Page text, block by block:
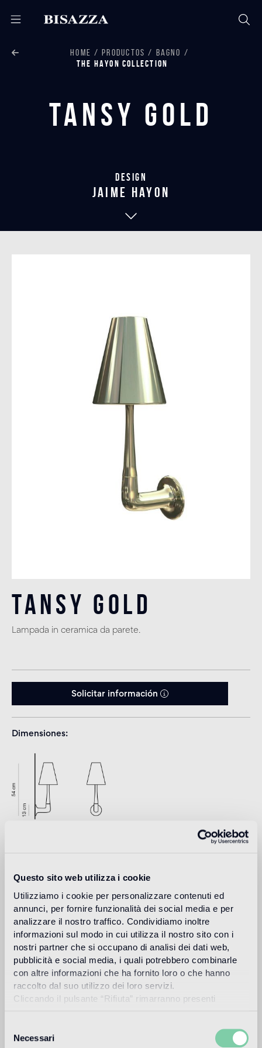
Questo sito web utilizza i cookie
Utilizziamo i cookie per personalizzare contenuti ed
annunci, per fornire funzionalità dei social media e per
analizzare il nostro traffico. Condividiamo inoltre
informazioni sul modo in cui utilizza il nostro sito con i
nostri partner che si occupano di analisi dei dati web,
pubblicità e social media, i quali potrebbero combinarle
con altre informazioni che ha fornito loro o che hanno
raccolto dal suo utilizzo dei loro servizi.
Cliccando il pulsante “Rifiuta” rimarranno presenti
tecnici.
delNecessari
HOME PRODUCTOS
BAGNO
THE HAYON COLLECTION
Tansy Gold
Design
jaime hayon
Tansy Gold
Lampada in ceramica da parete.
Solicitar información
Dimensiones
Design
jaime hayon
El diseñador y artista español Jaime Hayon nació en
Madrid en 1974. Después de estudiar diseño industrial en
Madrid y París, se unió en 1997 a Fabrica, la academia de
2003. Hayon creó su propio estudio independiente en el
año 2000 y a partir de 2003 se dedicó plenamente a sus